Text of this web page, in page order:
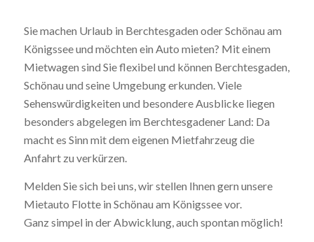
Sie machen Urlaub in Berchtesgaden oder Schönau am
Königssee und möchten ein Auto mieten? Mit einem
Mietwagen sind Sie flexibel und können Berchtesgaden,
Schönau und seine Umgebung erkunden. Viele
Sehenswürdigkeiten und besondere Ausblicke liegen
besonders abgelegen im Berchtesgadener Land: Da
macht es Sinn mit dem eigenen Mietfahrzeug die
Anfahrt zu verkürzen.
Melden Sie sich bei uns, wir stellen Ihnen gern unsere
Mietauto Flotte in Schönau am Königssee vor.
Ganz simpel in der Abwicklung, auch spontan möglich!